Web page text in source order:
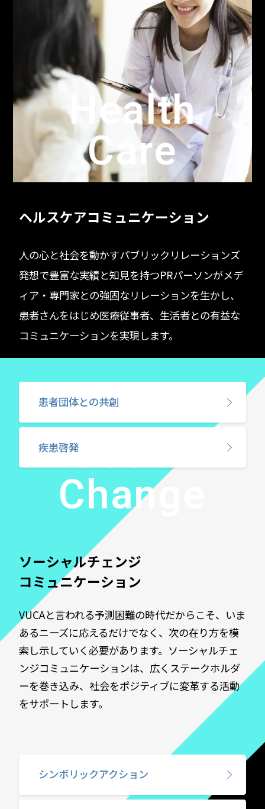
Health
Care
ヘルスケアコミュニケーション
人の心と社会を動かすパブリックリレーションズ
発想で​豊富な実績と知見を持つPRパーソンがメデ
ィア・専門家との強固なリレーションを生かし、​
患者さんをはじめ医療従事者、生活者との有益な
コミュニケーションを実現します。​
患者団体との共創
疾患啓発Social
Change
ソーシャルチェンジ
コミュニケーション
VUCAと言われる予測困難の時代だからこそ、いま
あるニーズに応えるだけでなく、​次の在り方を模
索し示していく必要があります。ソーシャルチェ
ンジコミュニケーションは、広くステークホルダ
ーを巻き込み、社会をポジティブに変革する活動
をサポートします。​
シンボリックアクション